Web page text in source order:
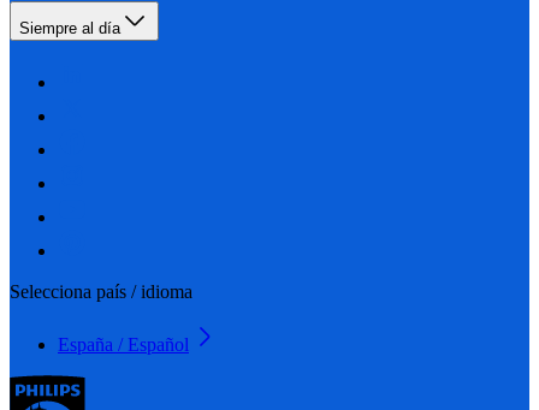
Siempre al día
Selecciona país / idioma
España / Español